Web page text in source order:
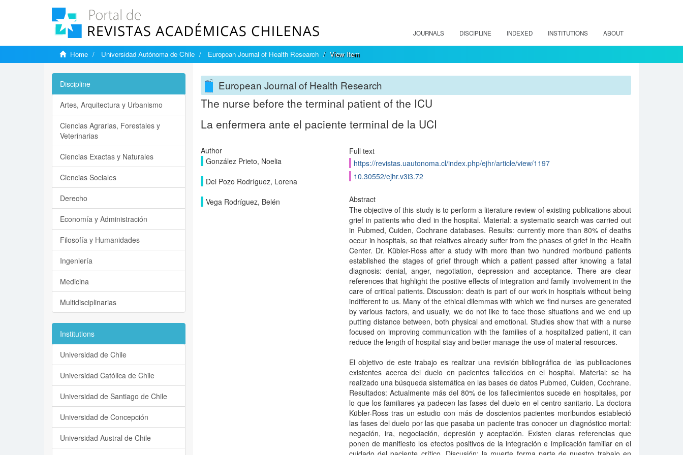
JOURNALS DISCIPLINE INDEXED INSTITUTIONS ABOUT
Home Universidad Autónoma de Chile European Journal of Health Research View Item
European Journal of Health Research
The nurse before the terminal patient of the ICU
La enfermera ante el paciente terminal de la UCI
Author
González Prieto, Noelia
Del Pozo Rodríguez, Lorena
Vega Rodríguez, Belén
Full text
https://revistas.uautonoma.cl/index.php/ejhr/article/view/1197
10.30552/ejhr.v3i3.72
Abstract
The objective of this study is to perform a literature review of existing publications about
grief in patients who died in the hospital. Material: a systematic search was carried out
in Pubmed, Cuiden, Cochrane databases. Results: currently more than 80% of deaths
occur in hospitals, so that relatives already suffer from the phases of grief in the Health
Center. Dr. Kübler-Ross after a study with more than two hundred moribund patients
established the stages of grief through which a patient passed after knowing a fatal
diagnosis: denial, anger, negotiation, depression and acceptance. There are clear
references that highlight the positive effects of integration and family involvement in the
care of critical patients. Discussion: death is part of our work in hospitals without being
indifferent to us. Many of the ethical dilemmas with which we find nurses are generated
by various factors, and usually, we do not like to face those situations and we end up
putting distance between, both physical and emotional. Studies show that with a nurse
focused on improving communication with the families of a hospitalized patient, it can
reduce the length of hospital stay and better manage the use of material resources.
El objetivo de este trabajo es realizar una revisión bibliográfica de las publicaciones
existentes acerca del duelo en pacientes fallecidos en el hospital. Material: se ha
realizado una búsqueda sistemática en las bases de datos Pubmed, Cuiden, Cochrane.
Resultados: Actualmente más del 80% de los fallecimientos sucede en hospitales, por
lo que los familiares ya padecen las fases del duelo en el centro sanitario. La doctora
Kübler-Ross tras un estudio con más de doscientos pacientes moribundos estableció
las fases del duelo por las que pasaba un paciente tras conocer un diagnóstico mortal:
negación, ira, negociación, depresión y aceptación. Existen claras referencias que
ponen de manifiesto los efectos positivos de la integración e implicación familiar en el
Discipline
Artes, Arquitectura y Urbanismo
Ciencias Agrarias, Forestales y
Veterinarias
Ciencias Exactas y Naturales
Ciencias Sociales
Derecho
Economía y Administración
Filosofía y Humanidades
Ingeniería
Medicina
Multidisciplinarias
Institutions
Universidad de Chile
Universidad Católica de Chile
Universidad de Santiago de Chile
Universidad de Concepción
Universidad Austral de Chile